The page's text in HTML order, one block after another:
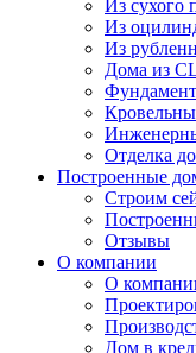
Из сухого
Из
Из
Дома из
Отделка
Построенные
Строим
Отзывы
О компании
О
Дом в